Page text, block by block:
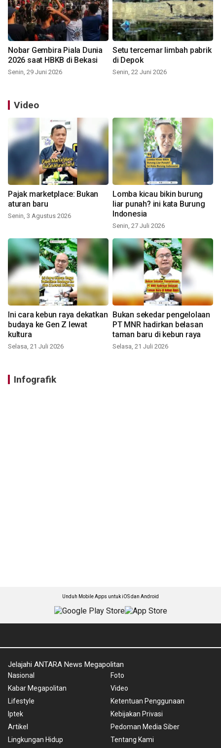
Nobar Gembira Piala Dunia
2026 saat HBKB di Bekasi
Senin, 29 Juni 2026
Setu tercemar limbah pabrik
di Depok
Senin, 22 Juni 2026
Video
Pajak marketplace: Bukan
aturan baru
Senin, 3 Agustus 2026
Lomba kicau bikin burung
liar punah? ini kata Burung
Indonesia
Senin, 27 Juli 2026
Ini cara kebun raya dekatkan
budaya ke Gen Z lewat
kultura
Selasa, 21 Juli 2026
Bukan sekedar pengelolaan
PT MNR hadirkan belasan
taman baru di kebun raya
Selasa, 21 Juli 2026
Infografik
Unduh Mobile Apps untuk iOS dan Android
Jelajahi ANTARA News Megapolitan
Nasional
Kabar Megapolitan
Lifestyle
Iptek
Artikel
Lingkungan Hidup
Foto
Video
Ketentuan Penggunaan
Kebijakan Privasi
Pedoman Media Siber
Tentang Kami